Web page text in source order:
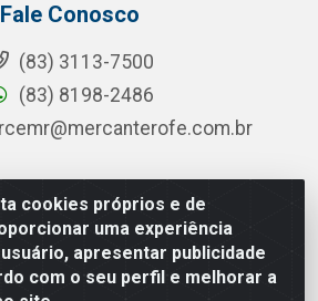
cookies próprios e de
uma experiência
apresentar publicidade
com o seu perfil e melhorar a
Fale Conosco
(83) 3113-7500
(83) 8198-2486
Rua Hortêncio Ribeiro de Luna, 3777 -
João Pessoa/PB - CEP 58081-400 -
35.428.312/0001-85